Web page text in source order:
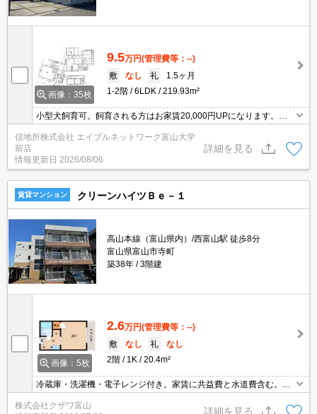
画像：35枚
9.5万円(管理費等：--)
敷
なし 礼
1.5ヶ月
1-2階
6LDK 219.93m²
小型犬飼育可。飼育される方はお家賃20,000円UPになります。
可能。
信地所株式会社 エイブルネットワーク富山大学
前店
情報更新日 2026/08/06
詳細を見る
賃貸マンション クリーンハイツＢｅ－１
高山本線（富山県内）/西富山駅 徒歩8分
富山県富山市寺町
築38年
3階建
画像：5枚
2.6万円(管理費等：--)
敷
なし 礼
なし
2階
1K 20.4m²
冷蔵庫・洗濯機・電子レンジ付き。家賃に共益費と水道費含む。イ
ですよ。
株式会社クザワ富山
詳細を見る